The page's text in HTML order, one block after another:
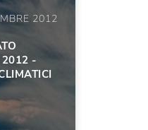
2012
2012 -